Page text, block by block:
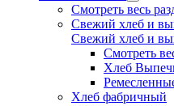
Смотреть весь
Свежий хлеб и
Свежий хлеб и
Смотреть
Хлеб
Хлеб фабричный